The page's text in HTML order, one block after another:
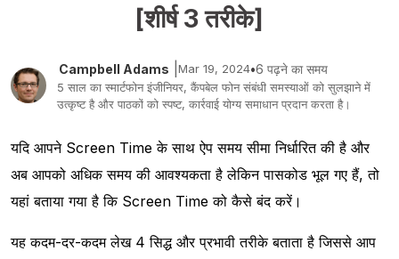
[शीर्ष 3 तरीके]
Campbell Adams Mar 19, 2024•6 पढ़ने का समय
5 साल का स्मार्टफोन इंजीनियर, कैंपबेल फोन संबंधी समस्याओं को सुलझाने में
उत्कृष्ट है और पाठकों को स्पष्ट, कार्रवाई योग्य समाधान प्रदान करता है।
यदि आपने Screen Time के साथ ऐप समय सीमा निर्धारित की है और
अब आपको अधिक समय की आवश्यकता है लेकिन पासकोड भूल गए हैं, तो
यहां बताया गया है कि Screen Time को कैसे बंद करें।
यह कदम-दर-कदम लेख 4 सिद्ध और प्रभावी तरीके बताता है जिससे आप